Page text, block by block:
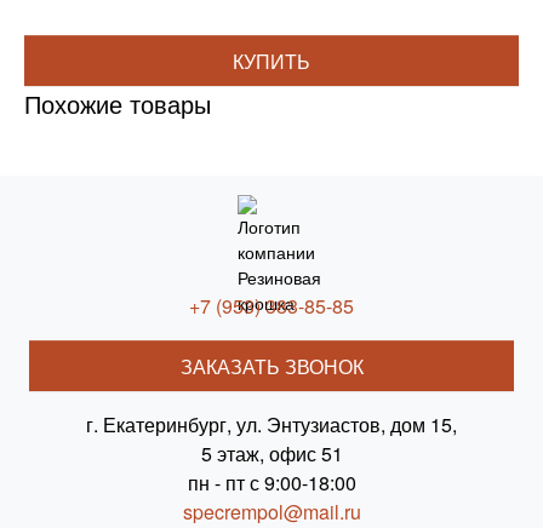
КУПИТЬ
Похожие товары
+7 (953) 383-85-85
ЗАКАЗАТЬ ЗВОНОК
г. Екатеринбург, ул. Энтузиастов, дом 15,
5 этаж, офис 51
пн - пт с 9:00-18:00
specrempol@mail.ru